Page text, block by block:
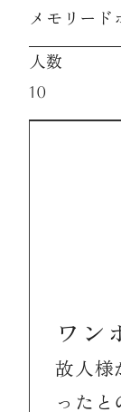
お問合
メモリード
人数
10
ワン
故人様
った